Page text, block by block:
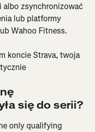
zsynchronizować
lub platformy
Wahoo Fitness.
koncie Strava, twoja
się do serii?
only qualifying